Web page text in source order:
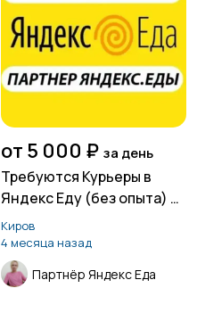
от 5 000 ₽ за день
Требуются Курьеры в
Яндекс Еду (без опыта) с
ежедневной выплатой от
5000 руб/смена
Киров
4 месяца назад
Партнёр Яндекс Еда